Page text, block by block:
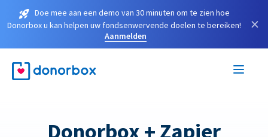
Doe mee aan een demo van 30 minuten om te zien hoe
Donorbox u kan helpen uw fondsenwervende doelen te bereiken!
Aanmelden
×
Donorbox + Zapier